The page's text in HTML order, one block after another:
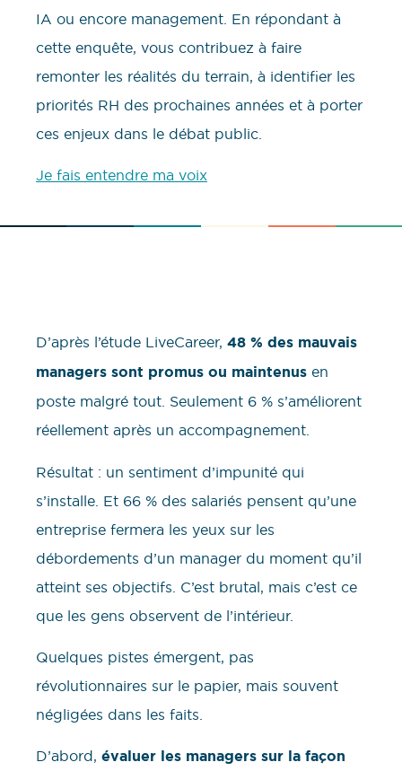
IA ou encore management. En répondant à
cette enquête, vous contribuez à faire
remonter les réalités du terrain, à identifier les
priorités RH des prochaines années et à porter
ces enjeux dans le débat public.
Je fais entendre ma voix
D’après l’étude LiveCareer, 48 % des mauvais
managers sont promus ou maintenus en
poste malgré tout. Seulement 6 % s’améliorent
réellement après un accompagnement.
Résultat : un sentiment d’impunité qui
s’installe. Et 66 % des salariés pensent qu’une
entreprise fermera les yeux sur les
débordements d’un manager du moment qu’il
atteint ses objectifs. C’est brutal, mais c’est ce
que les gens observent de l’intérieur.
Quelques pistes émergent, pas
révolutionnaires sur le papier, mais souvent
négligées dans les faits.
D’abord, évaluer les managers sur la façon